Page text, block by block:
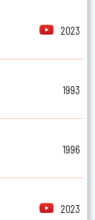
2023
1993
1996
2023